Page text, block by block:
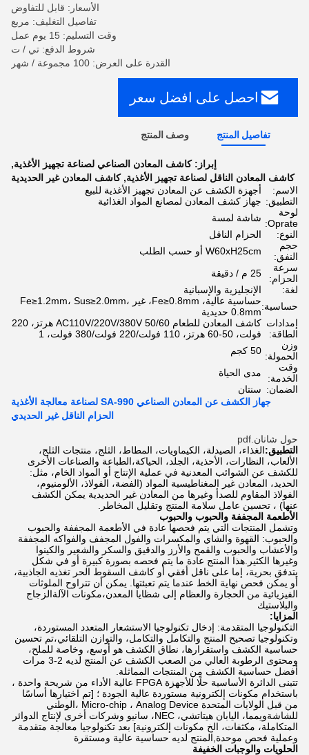
الأسعار: قابل للتفاوض
تفاصيل التغليف: مربع
وقت التسليم: 15 يوم عمل
شروط الدفع: تي / ت
القدرة على العرض: 100 مجموعة / شهر
احصل على افضل سعر
تفاصيل المنتج وصف المنتج
إبراز:كاشف المعادن الصناعي لصناعة تجهيز الأغذية,
كاشف المعادن الناقل لصناعة تجهيز الأغذية,كاشف المعادن غير الحديدية
الاسم:
أجهزة الكشف عن المعادن تجهيز الأغذية للبيع
التطبيق: جهاز كشف المعادن لمصانع المواد الغذائية
لوحة
Oprate:
شاشة لمسة
النوع:
الحزام الناقل
حجم
النفق:
W60xH25cm أو حسب الطلب
سرعة
الحزام:
25 م / دقيقة
لغة:
الإنجليزية والإسبانية
حساسية:
حساسية عالية، Fe≥0.8mm، غير Fe≥1.2mm، Sus≥2.0mm،
0.8mm حديدية
إمدادات
الطاقة:
كاشف المعادن للطعام AC110V/220V/380V 50/60 هرتز، 220
فولت، 50-60 هرتز، 110 فولت/220 فولت/380 فولت، 1
وزن
الحمولة: 50 كجم
وقت
الخدمة:
مدى الحياة
الضمان: سنتان
جهاز الكشف عن المعادن الصناعي SA-990 لصناعة معالجة الأغذية
الحزام الناقل غير الحديدي
حول شانان.pdf
التطبيق:الغذاء، الصيدلة، الكيماويات، المطاط، الثلج، منتجات الثلج،
الألعاب، النظارات، الأحذية، الجلد، الحياكة،الطباعة والصناعات الأخرى
للكشف عن الشوائب المعدنية في عملية الإنتاج أو المواد الخام، مثل:
الحديد، المعادن غير المغناطيسية المواد (الفضة، الفولاذ، الألومنيوم،
الفولاذ المقاوم للصدأ وغيرها من المعادن غير الحديدية يمكن الكشف
عنها) ، تحسين عامل سلامة المنتج وتقليل المخاطر.
الأطعمة المجففة والحبوب والحبوب
وتشمل المنتجات التي يتم فحصها عادة في الأطعمة المجففة والحبوب
والحبوب: القهوة والشاي والمكسرات والفول المجفف والفواكه المجففة
والأعشاب والحبوب والقمح والأرز والدقيق والسكر والشعير والكينوا
وغيرها الكثير.هذا المنتج عادة ما يتم فحصه بصورة كبيرة أو في شكل
يتدفق بحرية، إما على ناقل أفقي أو كاشف السقوط الحر تغذيه الجاذبية،
أو يمكن فحص نهاية الخط عندما يتم تعبئتها. يمكن أن تتراوح الملوثات
الفيزيائية من الحجارة والعظام إلى شظايا المعدن،مكونات الآلةالزجاج
والبلاستيك
المزايا:
التكنولوجيا المتقدمة: إدخال تكنولوجيا الاستشعار المتعدد المستوردة،
وتكنولوجيا تصحيح المنتج والتكامل والتكامل، والتوازن التلقائي،تم تحسين
حساسية الكشف واستقرارها، نطاق الكشف هو أوسع، وخاصة للملح،
ومحتوى الرطوبة العالي من الصعب الكشف عن المنتج لديه 2-3 مرات
أفضل حساسية الكشف من المنتجات المماثلة.
تتبنى الدائرة الأساسية حلًا للأجهزة FPGA عالية الأداء من شريحة واحدة ،
باستخدام مكونات إلكترونية مستوردة عالية الجودة ؛ [تم اختيارها أساسًا
من قبل الولايات المتحدة Micro-chip ، Analog Device ،الوطني
للشاشةويمما، اليابان هيتاتشي، NEC، سانيو وشركات أخرى لإنتاج الدوائر
المتكاملة، مكثفات، الخ مكونات إلكترونية] بعد تكنولوجيا معالجة متقدمة
وعملية فحص موحدة,المنتج لديه حساسية عالية ومستقرة
الحلويات والوجبات الخفيفة